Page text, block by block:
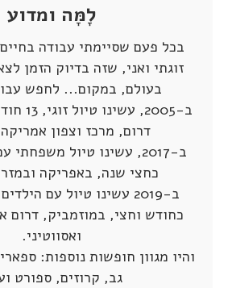
לָמָּה ומדוע
בכל פעם שסיימתי עבודה
זוגתי ואני, שזה בדיוק הזמן
בעולם, במקום... לחפש
ב-2005,
דרום, מרכז וצפון
כחצי שנה, באפריקה
כחודש וחצי, במוזמביק, דרום
ואסווטיני.
והיו מגוון חופשות נוספות:
גב, קרוזים, ספורט